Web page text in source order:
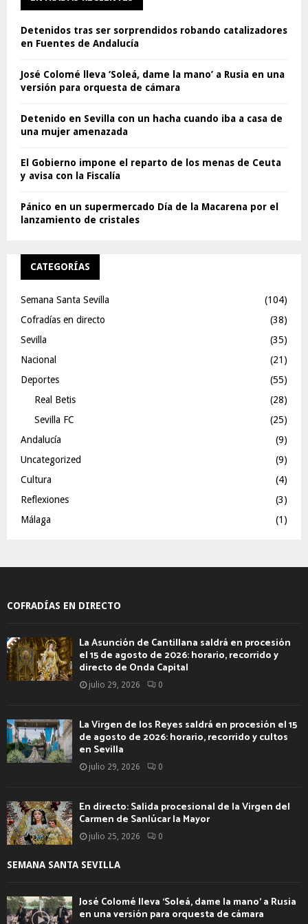
Detenidos tras ser sorprendidos robando catalizadores
en Fuentes de Andalucía
José Colomé lleva ‘Soleá, dame la mano’ a Rusia en una
versión para orquesta de cámara
Detenido en Sevilla con un hacha cuando iba a casa de
una mujer amenazada
El Gobierno impone el reparto de los menas de Ceuta
y avisa con la Fiscalía
Pánico en un supermercado Día de la Macarena por el
lanzamiento de cristales
CATEGORÍAS
Semana Santa Sevilla
(104)
Cofradías en directo
(38)
Sevilla
(35)
Nacional
(21)
Deportes
(55)
Real Betis
(28)
Sevilla FC
(25)
Andalucía
(9)
Uncategorized
(9)
Cultura
(4)
Reflexiones
(3)
Málaga
(1)
COFRADÍAS EN DIRECTO
La Asunción de Cantillana saldrá en procesión
el 15 de agosto de 2026: horario, recorrido y
directo de Onda Capital
julio 29, 2026 0
La Virgen de los Reyes saldrá en procesión el 15
de agosto de 2026: horario, recorrido y cultos
en Sevilla
julio 29, 2026 0
En directo: Salida procesional de la Virgen del
Carmen de Sanlúcar la Mayor
julio 25, 2026 0
SEMANA SANTA SEVILLA
José Colomé lleva ‘Soleá, dame la mano’ a Rusia
en una versión para orquesta de cámara